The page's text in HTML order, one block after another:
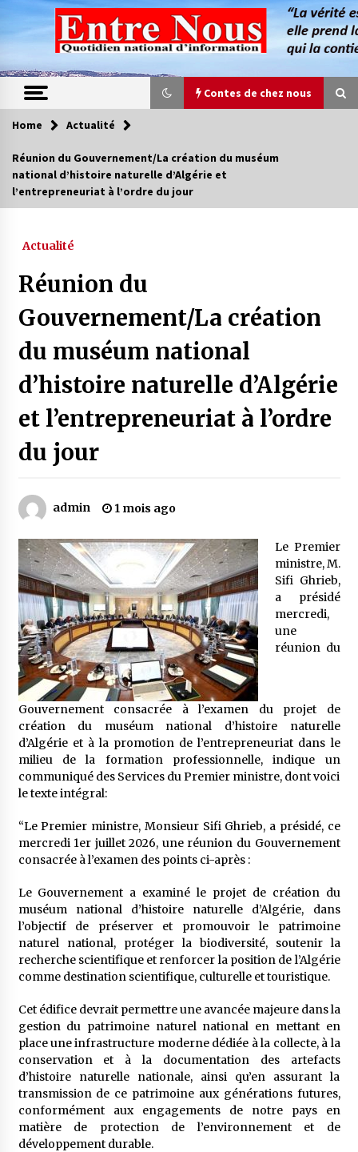
content
Contes de chez nous
Contes de chez nous
Quand la mère n’est plus là (17e partie)
4 ans ago
Oum el Gaïla / L’ogresse du M’zab
4 ans ago
Mythes et croyances / L’hospitalité des
montagnards
4 ans ago
« Père, tiens-moi, je vais tomber ! »
5 ans ago
Le bouc de l’Au-delà
5 ans ago
Le monstrueux vieillard (Un récit du Sud
algérien)
5 ans ago
Rencontre nocturne dans le désert (Un conte
touareg)
Un conte targui/ Quand la tête est vide
5 ans ago
Tradition orale/ D’où viennent les contes et à
quoi servent-ils?
5 ans ago
Home Actualité
Réunion du Gouvernement/La création du muséum
national d’histoire naturelle d’Algérie et
l’entrepreneuriat à l’ordre du jour
Actualité
Réunion du
Gouvernement/La création
du muséum national
d’histoire naturelle d’Algérie
et l’entrepreneuriat à l’ordre
du jour
admin 1 mois ago
Le Premier
ministre, M.
Sifi Ghrieb,
a présidé
mercredi,
une
réunion du
Gouvernement consacrée à l’examen du projet de
création du muséum national d’histoire naturelle
d’Algérie et à la promotion de l’entrepreneuriat dans le
milieu de la formation professionnelle, indique un
communiqué des Services du Premier ministre, dont voici
le texte intégral:
“Le Premier ministre, Monsieur Sifi Ghrieb, a présidé, ce
mercredi 1er juillet 2026, une réunion du Gouvernement
consacrée à l’examen des points ci-après :
Le Gouvernement a examiné le projet de création du
muséum national d’histoire naturelle d’Algérie, dans
l’objectif de préserver et promouvoir le patrimoine
naturel national, protéger la biodiversité, soutenir la
recherche scientifique et renforcer la position de l’Algérie
comme destination scientifique, culturelle et touristique.
Cet édifice devrait permettre une avancée majeure dans la
gestion du patrimoine naturel national en mettant en
place une infrastructure moderne dédiée à la collecte, à la
conservation et à la documentation des artefacts
d’histoire naturelle nationale, ainsi qu’en assurant la
transmission de ce patrimoine aux générations futures,
conformément aux engagements de notre pays en
matière de protection de l’environnement et de
développement durable.